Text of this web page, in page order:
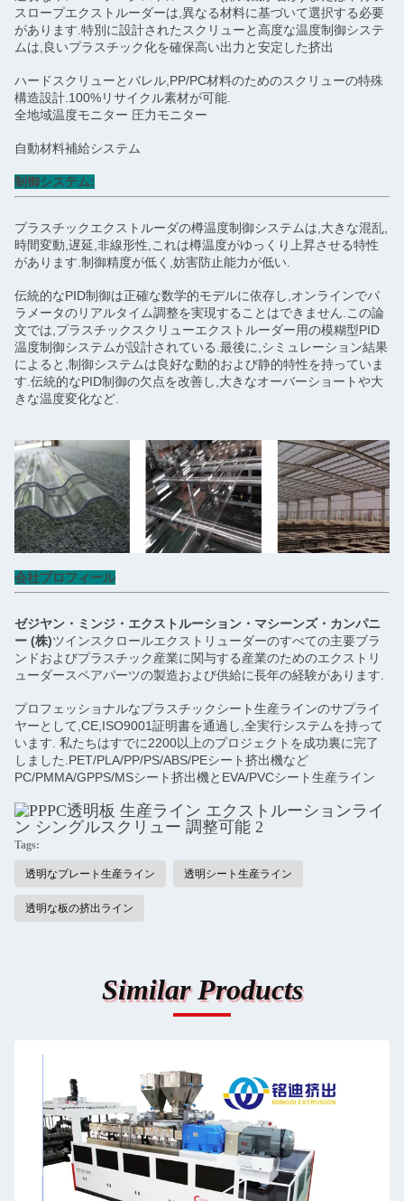
スロープエクストルーダーは,異なる材料に基づいて選択する必要
があります.特別に設計されたスクリューと高度な温度制御システ
ムは,良いプラスチック化を確保高い出力と安定した挤出
ハードスクリューとバレル,PP/PC材料のためのスクリューの特殊
構造設計.100%リサイクル素材が可能.
全地域温度モニター 圧力モニター
自動材料補給システム
制御システム:
プラスチックエクストルーダの樽温度制御システムは,大きな混乱,
時間変動,遅延,非線形性,これは樽温度がゆっくり上昇させる特性
があります.制御精度が低く,妨害防止能力が低い.
伝統的なPID制御は正確な数学的モデルに依存し,オンラインでパ
ラメータのリアルタイム調整を実現することはできません.この論
文では,プラスチックスクリューエクストルーダー用の模糊型PID
温度制御システムが設計されている.最後に,シミュレーション結果
によると,制御システムは良好な動的および静的特性を持っていま
す.伝統的なPID制御の欠点を改善し,大きなオーバーショートや大
きな温度変化など.
会社プロフィール
ゼジヤン・ミンジ・エクストルーション・マシーンズ・カンパニ
ー (株)ツインスクロールエクストリューダーのすべての主要ブラ
ンドおよびプラスチック産業に関与する産業のためのエクストリ
ューダースペアパーツの製造および供給に長年の経験があります.
プロフェッショナルなプラスチックシート生産ラインのサプライ
ヤーとして,CE,ISO9001証明書を通過し,全実行システムを持って
います. 私たちはすでに2200以上のプロジェクトを成功裏に完了
しました.PET/PLA/PP/PS/ABS/PEシート挤出機など
PC/PMMA/GPPS/MSシート挤出機とEVA/PVCシート生産ライン
Tags:
透明なプレート生産ライン 透明シート生産ライン
透明な板の挤出ライン
Similar Products